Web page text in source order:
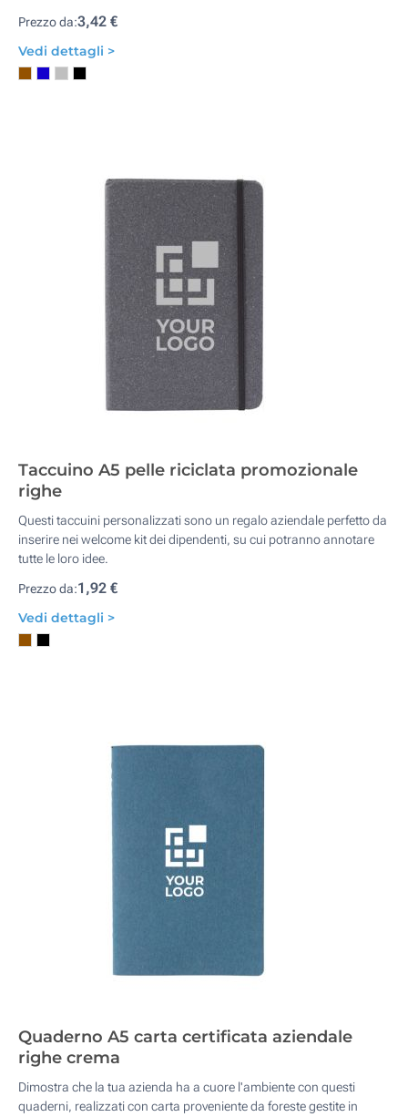
Prezzo da:3,42 €
Vedi dettagli >
Taccuino A5 pelle riciclata promozionale
righe
Questi taccuini personalizzati sono un regalo aziendale perfetto da
inserire nei welcome kit dei dipendenti, su cui potranno annotare
tutte le loro idee.
Prezzo da:1,92 €
Vedi dettagli >
Quaderno A5 carta certificata aziendale
righe crema
Dimostra che la tua azienda ha a cuore l'ambiente con questi
quaderni, realizzati con carta proveniente da foreste gestite in